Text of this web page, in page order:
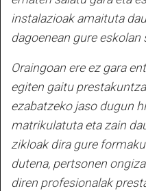
instalazioak amaituta
dagoenean gure eskolan
Oraingoan ere ez gara
egiten gaitu
ezabatzeko jaso dugun
matrikulatuta eta zain
zikloak dira gure
dutena, pertsonen
diren profesionalak